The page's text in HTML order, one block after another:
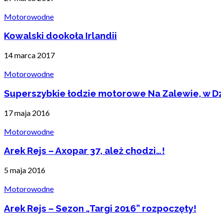
Motorowodne
Kowalski dookoła Irlandii
14 marca 2017
Motorowodne
Superszybkie łodzie motorowe Na Zalewie, w
17 maja 2016
Motorowodne
Arek Rejs – Axopar 37, ależ chodzi…!
5 maja 2016
Motorowodne
Arek Rejs – Sezon „Targi 2016” rozpoczęty!